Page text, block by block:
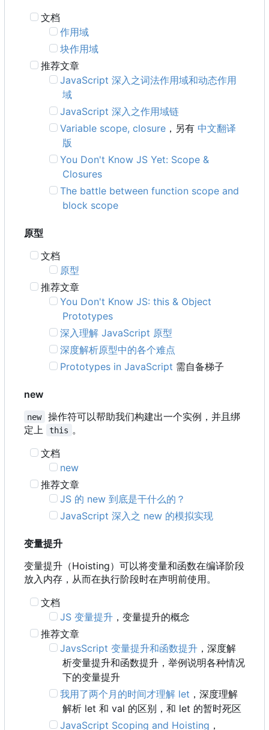
文档
作用域
块作用域
推荐文章
JavaScript 深入之词法作用域和动态作用
域
JavaScript 深入之作用域链
Variable scope, closure ，另有 中文翻译
版
You Don't Know JS Yet: Scope &
Closures
The battle between function scope and
block scope
原型
文档
原型
推荐文章
You Don't Know JS: this & Object
Prototypes
深入理解 JavaScript 原型
深度解析原型中的各个难点
Prototypes in JavaScript 需自备梯子
new
new
操作符可以帮助我们构建出一个实例，并且绑
定上
this 。
文档
new
推荐文章
JS 的 new 到底是干什么的？
JavaScript 深入之 new 的模拟实现
变量提升
变量提升 （Hoisting） 可以将变量和函数在编译阶段
放入内存 ， 从而在执行阶段时在声明前使用。
文档
JS 变量提升 ，变量提升的概念
推荐文章
JavsScript 变量提升和函数提升 ，深度解
析变量提升和函数提升，举例说明各种情况
下的变量提升
我用了两个月的时间才理解 let ，深度理解
解析 let 和 val 的区别，和 let 的暂时死区
JavaScript Scoping and Hoisting ，